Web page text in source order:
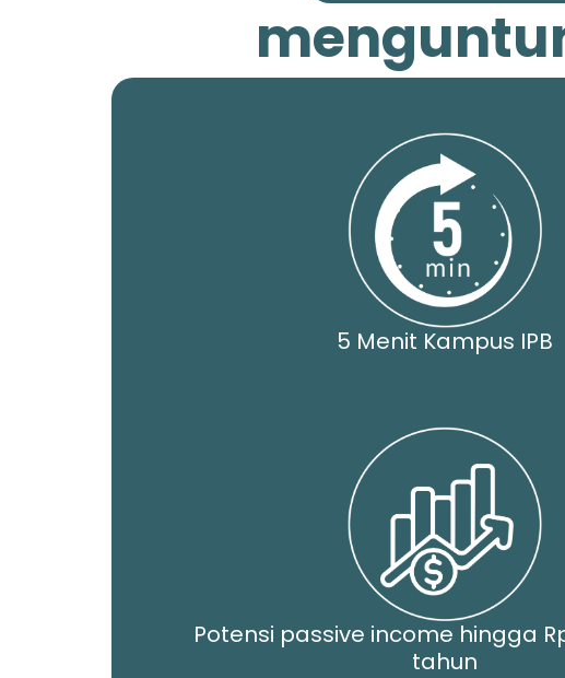
5 Menit Kampus IPB
Potensi passive income hingga
tahun